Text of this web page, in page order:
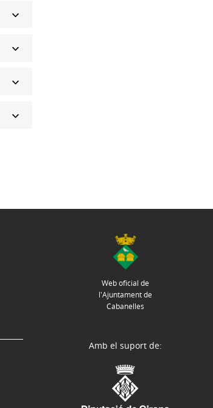
Web oficial de
l'Ajuntament de
Cabanelles
Amb el suport de: